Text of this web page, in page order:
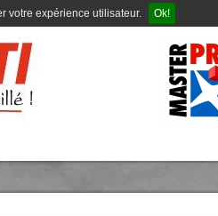
votre expérience utilisateur. Ok!